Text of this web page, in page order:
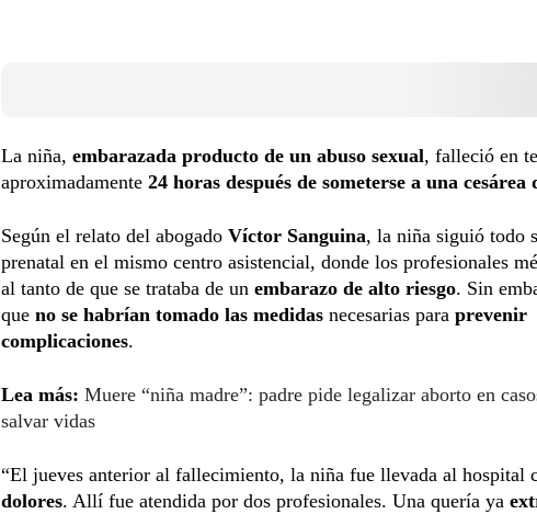
La niña, embarazada producto de un abuso sexual, falleció en
aproximadamente 24 horas después de someterse a una cesárea
Según el relato del abogado Víctor Sanguina, la niña siguió todo
prenatal en el mismo centro asistencial, donde los profesionales
al tanto de que se trataba de un embarazo de alto riesgo. Sin
que no se habrían tomado las medidas necesarias para prevenir
complicaciones.
Lea más: Muere “niña madre”: padre pide legalizar aborto en
salvar vidas
“El jueves anterior al fallecimiento, la niña fue llevada al hospital
dolores. Allí fue atendida por dos profesionales. Una quería ya